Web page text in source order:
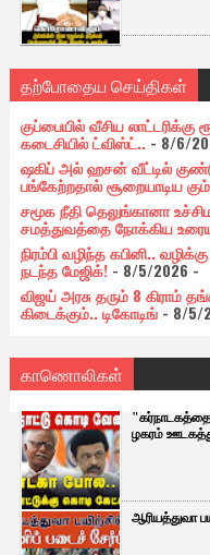
தற்போதைய செய்திகள்
குப்பையில் வீசிய லாட்டரிக்கு
கடைசியில் ட்விஸ்ட்..- 8/6/
ஷகிப் அல் ஹசன் வீட்டில்
பங்கேற்றதால் சூறையாடிய
சமூக நீதி தெலுங்கானா
சமத்துவத்தை நோக்கிய
நிரம்பி வழிந்த கபினி..
நடந்த மேஜிக்!- 8/5/2026 -
விஜய் அரசு தரும் 8 கிராம்
கிடைக்கும்.. டிகோடிங்- 8/5/
காணொலிகள்
ழகரம்
ஆரியத்துவா